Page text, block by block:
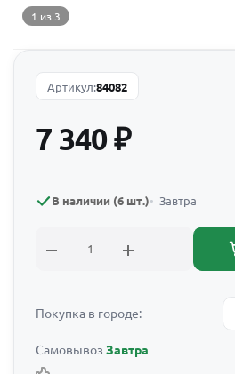
1 из 3
Артикул:84082
7 340₽
В наличии (6 шт.) Завтра
Покупка в городе:
Самовывоз Завтра